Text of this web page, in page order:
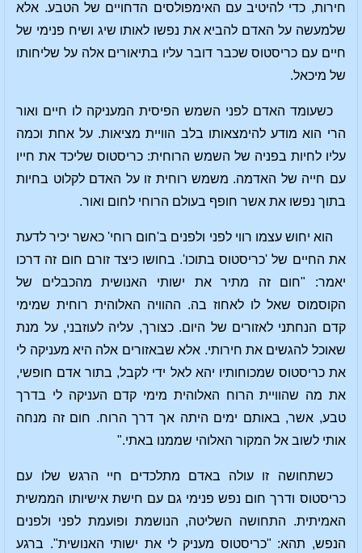
חירות, כדי להיטיב עם האימפולסים הדחויים של הטבע. אלא
שלמעשה על האדם להביא את נפשו לאותו שיג ושיח פנימי של
חיים עם כריסטוס שכבר דובר עליו בתיאורים אלה על שליחותו
של מיכאל.
כשעומד האדם לפני השמש הפיסית המעניקה לו חיים ואור
הרי הוא מודע להימצאותו בלב הוויית מציאות. על אחת וכמה
עליו לחיות בפניה של השמש הרוחית: כריסטוס שליכד את חייו
עם חייה של האדמה. משמש רוחית זו על האדם לקלוט בחיות
בתוך נפשו את אשר חופף בעולם הרוחי לחום ואור.
הוא יחוש עצמו רווי לפני ולפנים ב'חום רוחי' כאשר יכיר לדעת
את החיים של 'כריסטוס בתוכו'. בחושו כיצד זורם חום זה דרכו
יאמר: "חום זה מתיר את ישותי האנושית מהכבלים של
הקוסמוס שאל לו לאחוז בה. ההוויה האלוהית רוחית שמימי
קדם הנחתני לאזורים של היום. כצורך, עליה לעוזבני, על מנת
שאוכל להגשים את חירותי. אלא שבאזורים אלה היא מעניקה לי
את כריסטוס שמכוחותיו יהא לאל ידי לקבל, בתור אדם חופשי,
את מה שהוויית הרוח האלוהית מימי קדם העניקה לי בדרך
טבע, אשר, באותם ימים היתה אך דרך הרוח. חום זה מנחה
אותי לשוב אל המקור האלוהי שממנו באתי."
כשתחושה זו עולה באדם מתלכדים חיי הרגש שלו עם
כריסטוס ודרך חום נפש פנימי גם עם חישת אישיותו הממשית
האמיתית. התחושה השליטה, הנושמת ופועמת לפני ולפנים
הנפש, תהא: "כריסטוס מעניק לי את ישותי האנושית". ברגע